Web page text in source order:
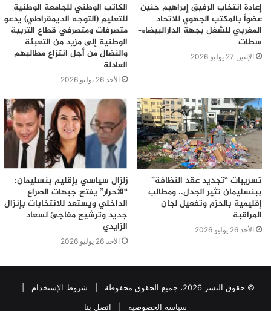
إعادة انتخاب الرفيق إبراهيم حنين
عضواً بالمكتب الجهوي للاتحاد
المغربي للشغل بجهة الدارالبيضاء–
سطات
الإثنين 27 يوليو 2026
الكاتب الوطني للجامعة الوطنية
للتعليم (التوجه الديمقراطي) يدعو
متصرفات ومتصرفي قطاع التربية
الوطنية إلى مزيد من التعبئة
والنضال من أجل انتزاع مطالبهم
العادلة
الأحد 26 يوليو 2026
تسريبات “تجديد عقد النظافة”
ببنسليمان تثير الجدل.. ومطالب
إقليمية بالحزم وتفعيل لجان
المراقبة
الأحد 26 يوليو 2026
زلزال سياسي بإقليم بنسليمان:
“الأحرار” يفتح جبهات الصراع
الداخلي ويستعد للانتخابات بإنزال
جديد وترشيح مفاجئ لسعاد
الزايدي
الأحد 26 يوليو 2026
© حقوق النشر 2026، جميع الحقوق محفوظة | شروط الإستخدام
سياسة الخصوصية
اتصل بنا